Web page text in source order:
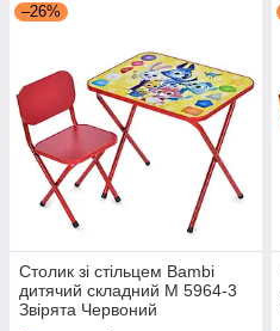
–26%
Столик зі стільцем Bambi
дитячий складний M 5964-3
Звірята Червоний